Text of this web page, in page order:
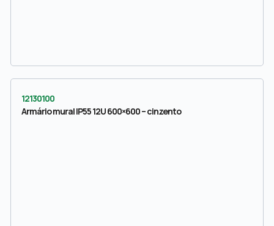
12130100
Armário mural IP55 12U 600×600 – cinzento